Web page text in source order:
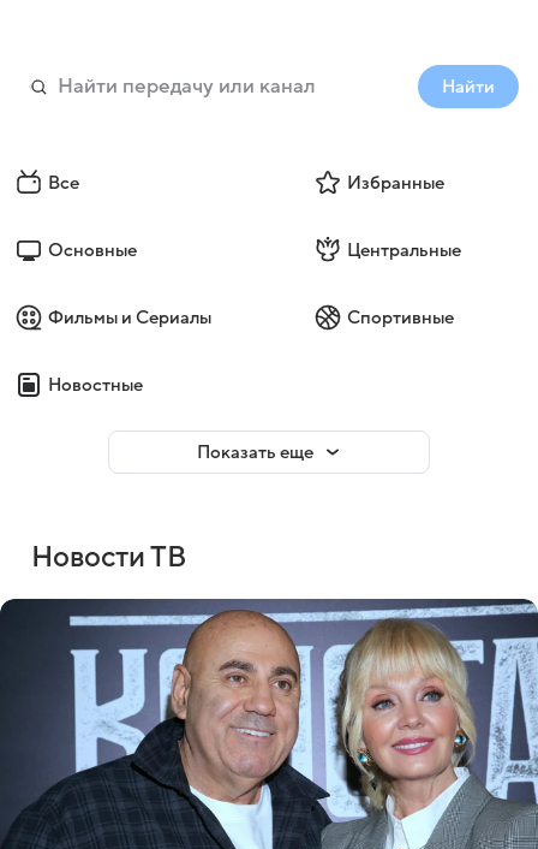
Найти
Все Избранные
Основные Центральные
Фильмы и Сериалы Спортивные
Новостные
Показать еще
Новости ТВ